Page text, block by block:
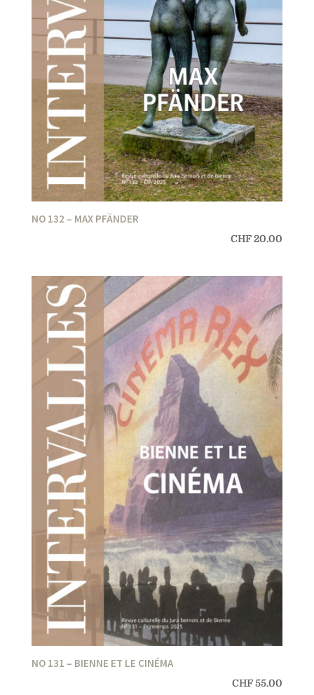
NO 132 – MAX PFÄNDER
CHF20.00
NO 131 – BIENNE ET LE CINÉMA
CHF55.00